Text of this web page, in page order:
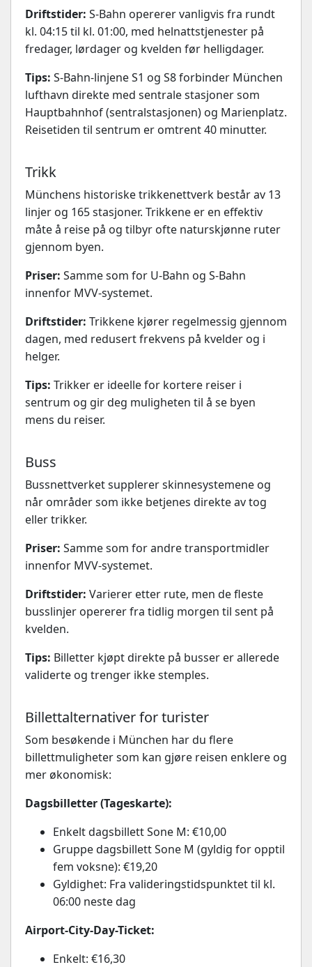
Driftstider: S-Bahn opererer vanligvis fra rundt
kl. 04:15 til kl. 01:00, med helnattstjenester på
fredager, lørdager og kvelden før helligdager.
Tips: S-Bahn-linjene S1 og S8 forbinder München
lufthavn direkte med sentrale stasjoner som
Hauptbahnhof (sentralstasjonen) og Marienplatz.
Reisetiden til sentrum er omtrent 40 minutter.
Trikk
Münchens historiske trikkenettverk består av 13
linjer og 165 stasjoner. Trikkene er en effektiv
måte å reise på og tilbyr ofte naturskjønne ruter
gjennom byen.
Priser: Samme som for U-Bahn og S-Bahn
innenfor MVV-systemet.
Driftstider: Trikkene kjører regelmessig gjennom
dagen, med redusert frekvens på kvelder og i
helger.
Tips: Trikker er ideelle for kortere reiser i
sentrum og gir deg muligheten til å se byen
mens du reiser.
Buss
Bussnettverket supplerer skinnesystemene og
når områder som ikke betjenes direkte av tog
eller trikker.
Priser: Samme som for andre transportmidler
innenfor MVV-systemet.
Driftstider: Varierer etter rute, men de fleste
busslinjer opererer fra tidlig morgen til sent på
kvelden.
Tips: Billetter kjøpt direkte på busser er allerede
validerte og trenger ikke stemples.
Billettalternativer for turister
Som besøkende i München har du flere
billettmuligheter som kan gjøre reisen enklere og
mer økonomisk:
Dagsbilletter (Tageskarte):
Enkelt dagsbillett Sone M: €10,00
Gruppe dagsbillett Sone M (gyldig for opptil
fem voksne): €19,20
Gyldighet: Fra valideringstidspunktet til kl.
06:00 neste dag
Airport-City-Day-Ticket:
Enkelt: €16,30